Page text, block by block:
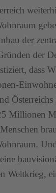
der
der
dass
Millionen
Weltkrieg,